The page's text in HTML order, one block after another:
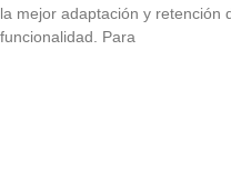
la mejor adaptación y retención
funcionalidad. Para